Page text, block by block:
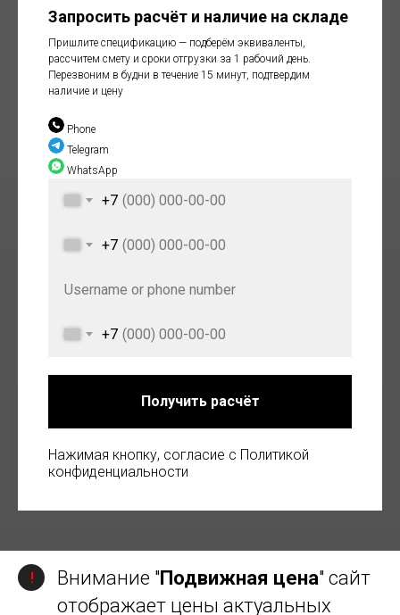
Запросить расчёт и наличие на складе
Пришлите спецификацию — подберём эквиваленты,
рассчитем смету и сроки отгрузки за 1 рабочий день.
Перезвоним в будни в течение 15 минут, подтвердим
наличие и цену
Phone
Telegram
WhatsApp
+7
+7
+7
Получить расчёт
Нажимая кнопку, согласие с Политикой
конфиденциальности
! Внимание "Подвижная цена" сайт
отображает цены актуальных